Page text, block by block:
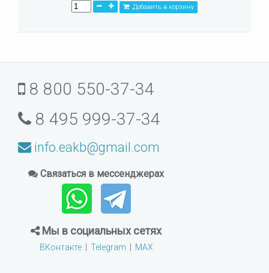
Добавить в корзину
8 800 550-37-34
8 495 999-37-34
info.eakb@gmail.com
Связаться в мессенджерах
Мы в социальных сетях
ВКонтакте| Telegram | MAX